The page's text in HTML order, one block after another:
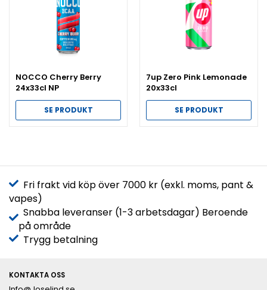
NOCCO Cherry Berry
24x33cl NP
SE PRODUKT
7up Zero Pink Lemonade
20x33cl
SE PRODUKT
Fri frakt vid köp över 7000 kr (exkl. moms, pant &
vapes)
Snabba leveranser (1-3 arbetsdagar) Beroende
på område
Trygg betalning
KONTAKTA OSS